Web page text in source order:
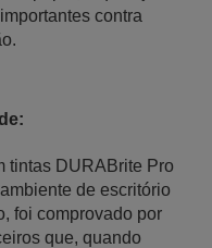
contra
tintas DURABrite Pro
de escritório
foi comprovado por
que, quando